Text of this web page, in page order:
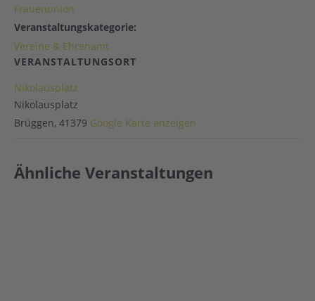
Frauenunion
Veranstaltungskategorie:
Vereine & Ehrenamt
VERANSTALTUNGSORT
Nikolausplatz
Nikolausplatz
Brüggen, 41379 Google Karte anzeigen
Ähnliche Veranstaltungen